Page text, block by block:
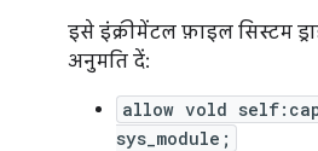
इसे इंक्रीमेंटल फ़ाइल सिस्टम
अनुमति दें:
allow vold
sys_module;